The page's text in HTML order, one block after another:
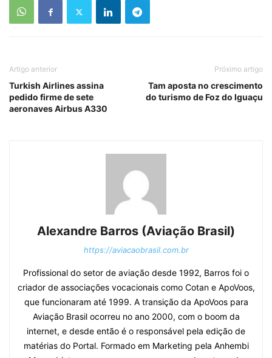
Artigo anterior
Turkish Airlines assina
pedido firme de sete
aeronaves Airbus A330
Próximo artigo
Tam aposta no crescimento
do turismo de Foz do Iguaçu
Alexandre Barros (Aviação Brasil)
https://aviacaobrasil.com.br
Profissional do setor de aviação desde 1992, Barros foi o
criador de associações vocacionais como Cotan e ApoVoos,
que funcionaram até 1999. A transição da ApoVoos para
Aviação Brasil ocorreu no ano 2000, com o boom da
internet, e desde então é o responsável pela edição de
matérias do Portal. Formado em Marketing pela Anhembi